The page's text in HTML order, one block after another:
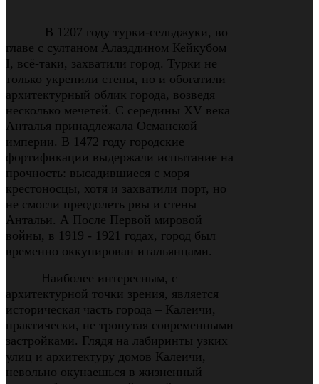
В 1207 году турки-сельджуки, во
главе с султаном Алаэддином Кейкубом
I, всё-таки, захватили город. Турки не
только укрепили стены, но и обогатили
архитектурный облик города, возведя
несколько мечетей. С середины XV века
Анталья принадлежала Османской
империи. В 1472 году городские
фортификации выдержали испытание на
прочность: высадившиеся с моря
крестоносцы, хотя и захватили порт, но
не смогли преодолеть рвы и стены
Антальи. А После Первой мировой
войны, в 1919 - 1921 годах, город был
временно оккупирован итальянцами.
Наиболее интересным, с
архитектурной точки зрения, является
историческая часть города – Калеичи,
практически, не тронутая современными
застройками. Глядя на лабиринты узких
улиц и архитектуру домов Калеичи,
невольно окунаешься в жизненный